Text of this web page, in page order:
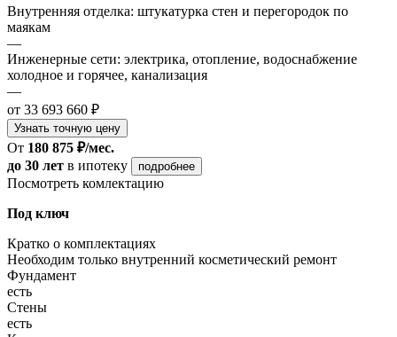
Внутренняя отделка: штукатурка стен и перегородок по
маякам
—
Инженерные сети: электрика, отопление, водоснабжение
холодное и горячее, канализация
—
от 33 693 660 ₽
Узнать точную цену
От 180 875 ₽/мес.
до 30 лет в ипотеку подробнее
Посмотреть комлектацию
Под ключ
Кратко о комплектациях
Необходим только внутренний косметический ремонт
Фундамент
есть
Стены
есть